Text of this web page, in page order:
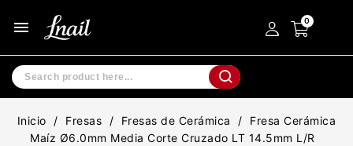
menu
Inicio Fresas Fresas de Cerámica
Fresa Cerámica
Maíz Ø6.0mm Media Corte Cruzado LT 14.5mm L/R